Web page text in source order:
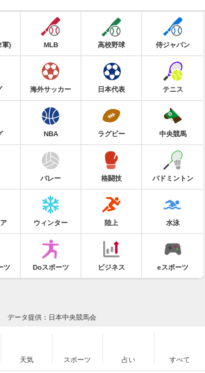
軍) MLB 高校野球 侍ジャパン
海外サッカー 日本代表 テニス
NBA ラグビー 中央競馬
バレー 格闘技 バドミントン
ウィンター 陸上 水泳
ツ Doスポーツ ビジネス eスポーツ
データ提供：日本中央競馬会
天気 スポーツ 占い すべて